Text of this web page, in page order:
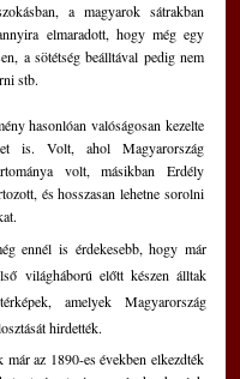
a magyarok sátrakban
elmaradott, hogy még egy
a sötétség beálltával pedig nem
stb.
hasonlóan valóságosan kezelte
is. Volt, ahol Magyarország
volt, másikban Erdély
és hosszasan lehetne sorolni
ennél is érdekesebb, hogy már
világháború előtt készen álltak
amelyek Magyarország
hirdették.
már az 1890-es években elkezdték